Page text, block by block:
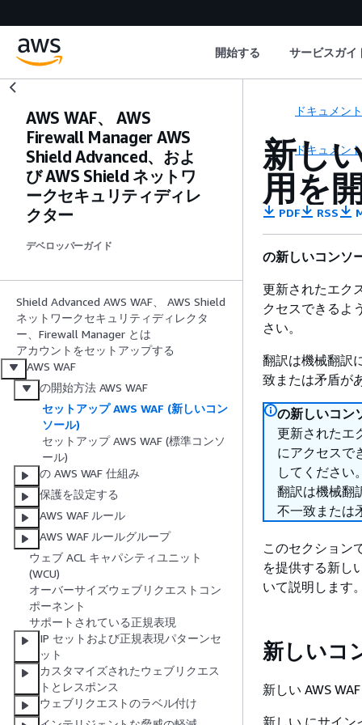
開始する サービスガイ
AWS WAF、 AWS
Firewall Manager AWS
Shield Advanced、およ
び AWS Shield ネットワ
ークセキュリティディレ
クター
デベロッパーガイド
Shield Advanced AWS WAF、 AWS Shield
ネットワークセキュリティディレクタ
ー、Firewall Manager とは
アカウントをセットアップする
AWS WAF
の開始方法 AWS WAF
セットアップ AWS WAF (新しいコン
ソール)
セットアップ AWS WAF (標準コンソ
ール)
の AWS WAF 仕組み
保護を設定する
AWS WAF ルール
AWS WAF ルールグループ
ウェブ ACL キャパシティユニット
(WCU)
オーバーサイズウェブリクエストコン
ポーネント
サポートされている正規表現
IP セットおよび正規表現パターンセ
ット
カスタマイズされたウェブリクエス
トとレスポンス
ウェブリクエストのラベル付け
ドキュメント
ドキュメント
新し
用を
PDF RSS
の新しいコンソ
更新されたエク
クセスできるよ
さい。
翻訳は機械翻訳
致または矛盾が
の新しいコン
更新されたエ
にアクセスで
してください
翻訳は機械翻
不一致または
このセクション
を提供する新し
いて説明します
新しいコ
新しい AWS
新しい にサイン